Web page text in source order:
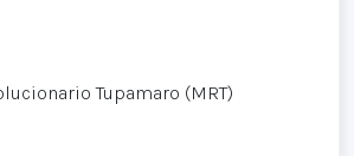
Tupamaro (MRT)